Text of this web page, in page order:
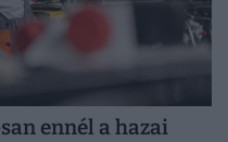
ennél a hazai